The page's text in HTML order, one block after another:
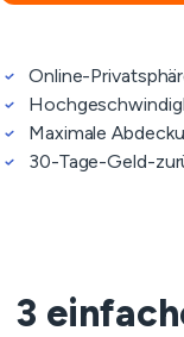
Online-
Maximale
30-Tage-Geld-
3